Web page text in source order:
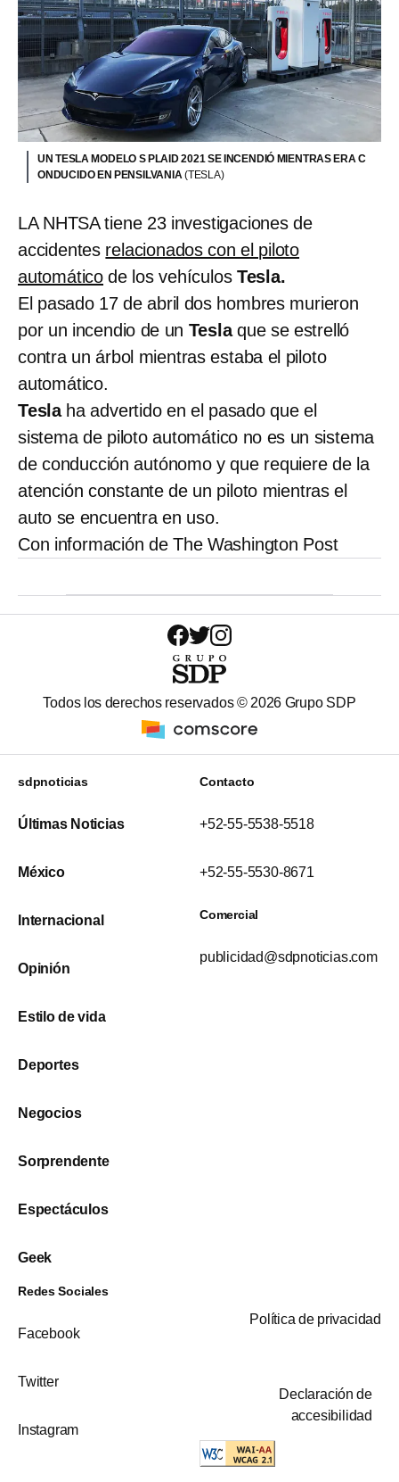
UN TESLA MODELO S PLAID 2021 SE INCENDIÓ MIENTRAS ERA C
ONDUCIDO EN PENSILVANIA(TESLA)
LA NHTSA tiene 23 investigaciones de
accidentes relacionados con el piloto
automático de los vehículos Tesla.
El pasado 17 de abril dos hombres murieron
por un incendio de un Teslaque se estrelló
contra un árbol mientras estaba el piloto
automático.
Tesla ha advertido en el pasado que el
sistema de piloto automático no es un sistema
de conducción autónomo y que requiere de la
atención constante de un piloto mientras el
auto se encuentra en uso.
Con información de The Washington Post
Todos los derechos reservados © 2026 Grupo SDP
sdpnoticias
Últimas Noticias
México
Internacional
Opinión
Estilo de vida
Deportes
Negocios
Sorprendente
Espectáculos
Geek
Contacto
+52-55-5538-5518
+52-55-5530-8671
Comercial
publicidad@sdpnoticias.com
Redes Sociales
Facebook
Twitter
Instagram
Política de privacidad
Declaración de
accesibilidad